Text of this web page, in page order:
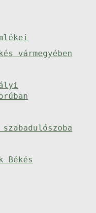
vármegyében
Békés